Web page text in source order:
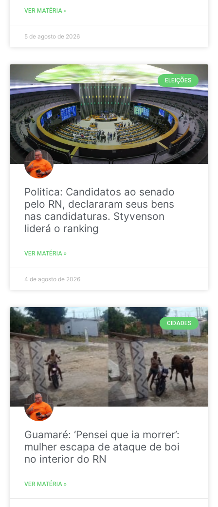
VER MATÉRIA »
5 de agosto de 2026
ELEIÇÕES
Politica: Candidatos ao senado
pelo RN, declararam seus bens
nas candidaturas. Styvenson
liderá o ranking
VER MATÉRIA »
4 de agosto de 2026
CIDADES
Guamaré: ‘Pensei que ia morrer’:
mulher escapa de ataque de boi
no interior do RN
VER MATÉRIA »